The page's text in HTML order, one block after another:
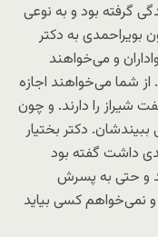
گرفته بود و به نوعی
بویراحمدی به دکتر
و می‌خواهند
از شما می‌خواهند اجازه
شیراز را دارند. و چون
دکتر بختیار
داشت گفته بود
و حتی به پسرش
نمی‌خواهم کسی بیاید